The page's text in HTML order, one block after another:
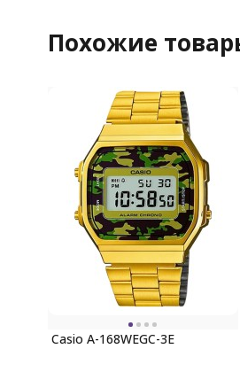
Похожие
Casio A-168WEGC-3E